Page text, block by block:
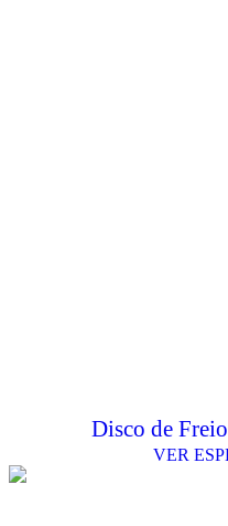
Disco de
VER